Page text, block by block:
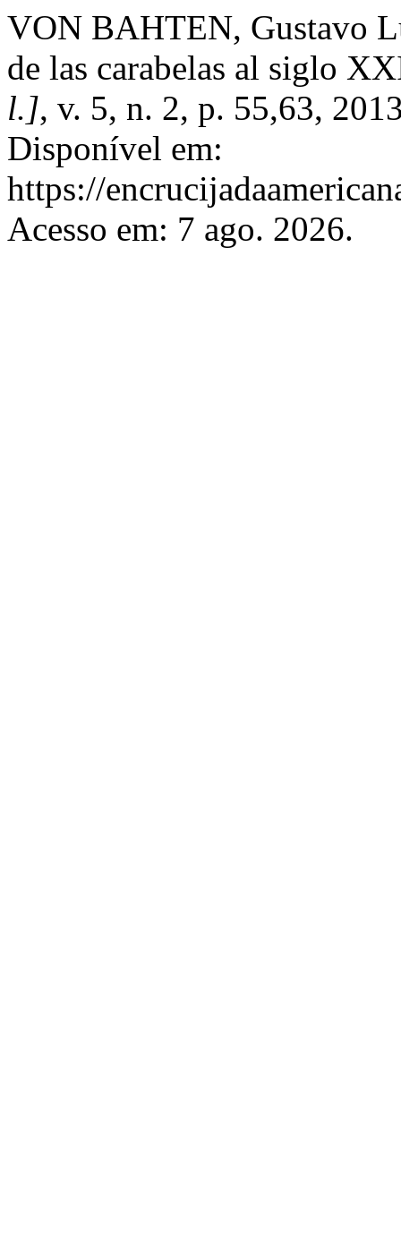
VON BAHTEN, Gustavo
de las carabelas al siglo
l.], v. 5, n. 2, p. 55,63,
Disponível em:
https://
Acesso em: 7 ago. 2026.